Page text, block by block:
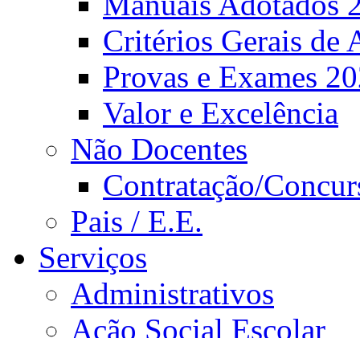
Critérios Gerais de
Provas e Exames
Valor e Excelência
Não Docentes
Contratação/
Pais / E.E.
Serviços
Administrativos
Ação Social Escolar